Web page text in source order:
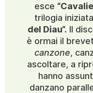
esce
trilogia
del Diau“. Il
è ormai il
canzone,
ascoltare, a
hanno
danzano